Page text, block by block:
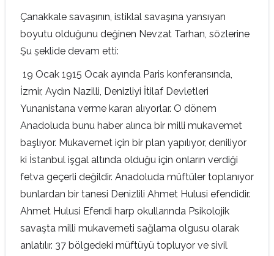
Çanakkale savaşının, istiklal savaşına yansıyan
boyutu olduğunu değinen Nevzat Tarhan, sözlerine
Şu şeklide devam etti:
 19 Ocak 1915 Ocak ayında Paris konferansında,
İzmir, Aydın Nazilli, Denizliyi İtilaf Devletleri
Yunanistana verme kararı alıyorlar. O dönem
Anadoluda bunu haber alınca bir milli mukavemet
başlıyor. Mukavemet için bir plan yapılıyor, deniliyor
ki İstanbul işgal altında olduğu için onların verdiği
fetva geçerli değildir. Anadoluda müftüler toplanıyor
bunlardan bir tanesi Denizlili Ahmet Hulusi efendidir.
Ahmet Hulusi Efendi harp okullarında Psikolojik
savaşta milli mukavemeti sağlama olgusu olarak
anlatılır. 37 bölgedeki müftüyü topluyor ve sivil